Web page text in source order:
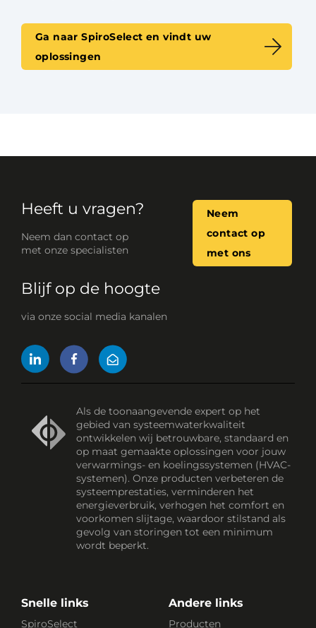
Ga naar SpiroSelect en vindt uw
oplossingen
Heeft u vragen?
Neem dan contact op
met onze specialisten
Neem
contact op
met ons
Blijf op de hoogte
via onze social media kanalen
Als de toonaangevende expert op het
gebied van systeemwaterkwaliteit
ontwikkelen wij betrouwbare, standaard en
op maat gemaakte oplossingen voor jouw
verwarmings- en koelingssystemen (HVAC-
systemen). Onze producten verbeteren de
systeemprestaties, verminderen het
energieverbruik, verhogen het comfort en
voorkomen slijtage, waardoor stilstand als
gevolg van storingen tot een minimum
wordt beperkt.
Snelle links
SpiroSelect
Andere links
Producten